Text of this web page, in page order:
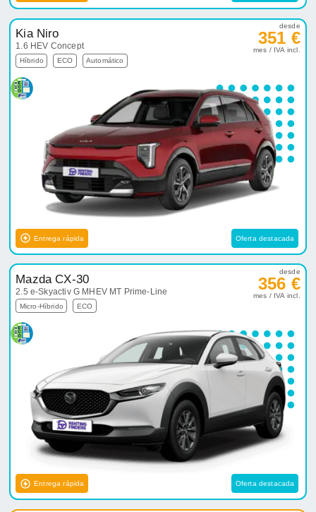
Kia Niro
1.6 HEV Concept
Híbrido ECO Automático
desde
351 €
mes / IVA incl.
Entrega rápida Oferta destacada
Mazda CX-30
2.5 e-Skyactiv G MHEV MT Prime-Line
Micro-Híbrido ECO
desde
356 €
mes / IVA incl.
Entrega rápida Oferta destacada